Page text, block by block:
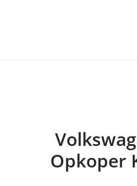
Opkoper